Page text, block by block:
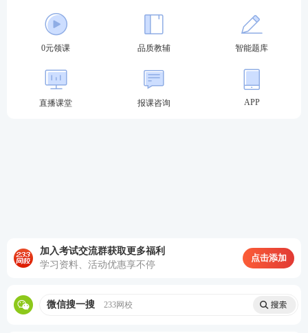
0元领课 品质教辅 智能题库
直播课堂 报课咨询 APP
加入考试交流群获取更多福利
学习资料、活动优惠享不停
点击添加
微信搜一搜 233网校